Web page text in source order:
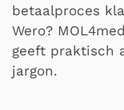
betaalproces
Wero?
geeft praktisch
jargon.